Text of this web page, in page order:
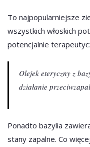
To najpopularniejsze
wszystkich włoskich
potencjalnie
Olejek eteryczny z
działanie
Ponadto bazylia
stany zapalne. Co